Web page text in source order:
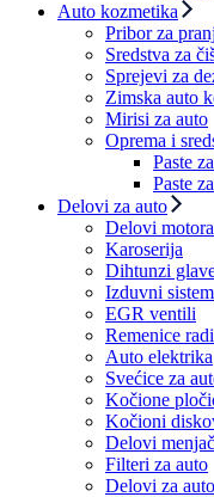
Auto kozmetika
Pribor za
Sredstva za
Sprejevi za
Zimska auto
Mirisi za auto
Oprema i
Paste
Paste
Delovi za auto
Delovi motora
Karoserija
Dihtunzi
Izduvni sistem
EGR ventili
Remenice
Auto elektrika
Svećice za
Kočione
Kočioni
Delovi
Filteri za auto
Delovi za